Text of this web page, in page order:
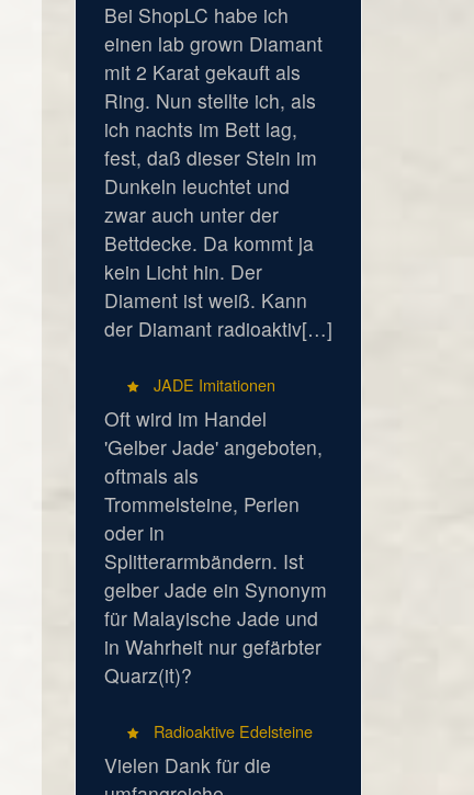
Bei ShopLC habe ich
einen lab grown Diamant
mit 2 Karat gekauft als
Ring. Nun stellte ich, als
ich nachts im Bett lag,
fest, daß dieser Stein im
Dunkeln leuchtet und
zwar auch unter der
Bettdecke. Da kommt ja
kein Licht hin. Der
Diament ist weiß. Kann
der Diamant radioaktiv[…]
JADE Imitationen
Oft wird im Handel
'Gelber Jade' angeboten,
oftmals als
Trommelsteine, Perlen
oder in
Splitterarmbändern. Ist
gelber Jade ein Synonym
für Malayische Jade und
in Wahrheit nur gefärbter
Quarz(it)?
Radioaktive Edelsteine
Vielen Dank für die